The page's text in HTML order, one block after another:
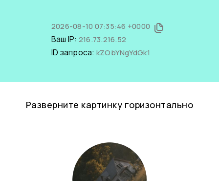
2026-08-10 07:35:46 +0000
Ваш IP: 216.73.216.52
ID запроса: kZObYNgYdGk1
Разверните картинку горизонтально